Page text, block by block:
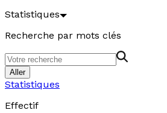
Statistiques
Recherche par mots clés
Aller
Statistiques
Effectif